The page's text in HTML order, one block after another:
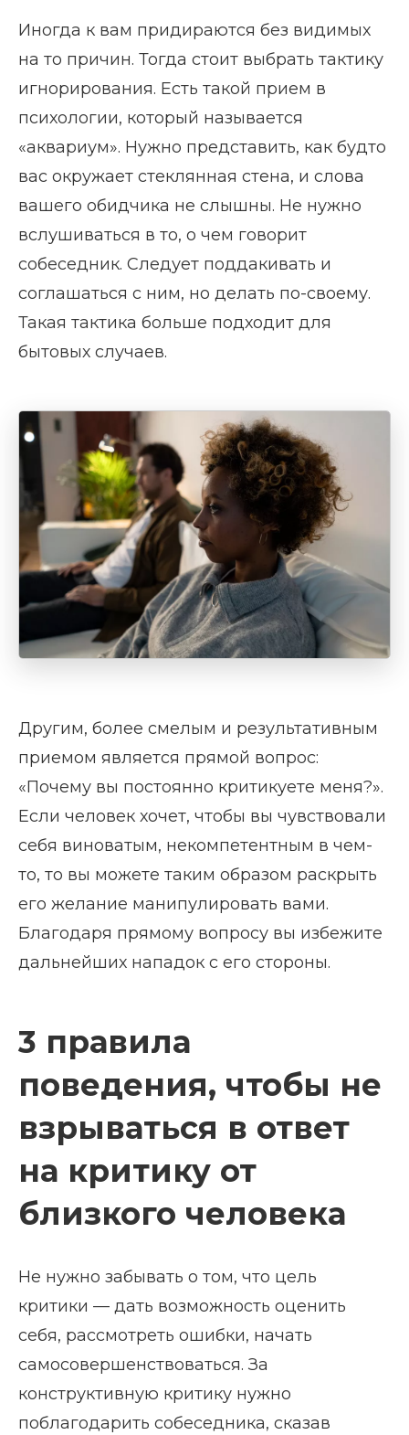
Иногда к вам придираются без видимых
на то причин. Тогда стоит выбрать тактику
игнорирования. Есть такой прием в
психологии, который называется
«аквариум». Нужно представить, как будто
вас окружает стеклянная стена, и слова
вашего обидчика не слышны. Не нужно
вслушиваться в то, о чем говорит
собеседник. Следует поддакивать и
соглашаться с ним, но делать по-своему.
Такая тактика больше подходит для
бытовых случаев.
Другим, более смелым и результативным
приемом является прямой вопрос:
«Почему вы постоянно критикуете меня?».
Если человек хочет, чтобы вы чувствовали
себя виноватым, некомпетентным в чем-
то, то вы можете таким образом раскрыть
его желание манипулировать вами.
Благодаря прямому вопросу вы избежите
дальнейших нападок с его стороны.
3 правила
поведения, чтобы не
взрываться в ответ
на критику от
близкого человека
Не нужно забывать о том, что цель
критики — дать возможность оценить
себя, рассмотреть ошибки, начать
самосовершенствоваться. За
конструктивную критику нужно
поблагодарить собеседника, сказав